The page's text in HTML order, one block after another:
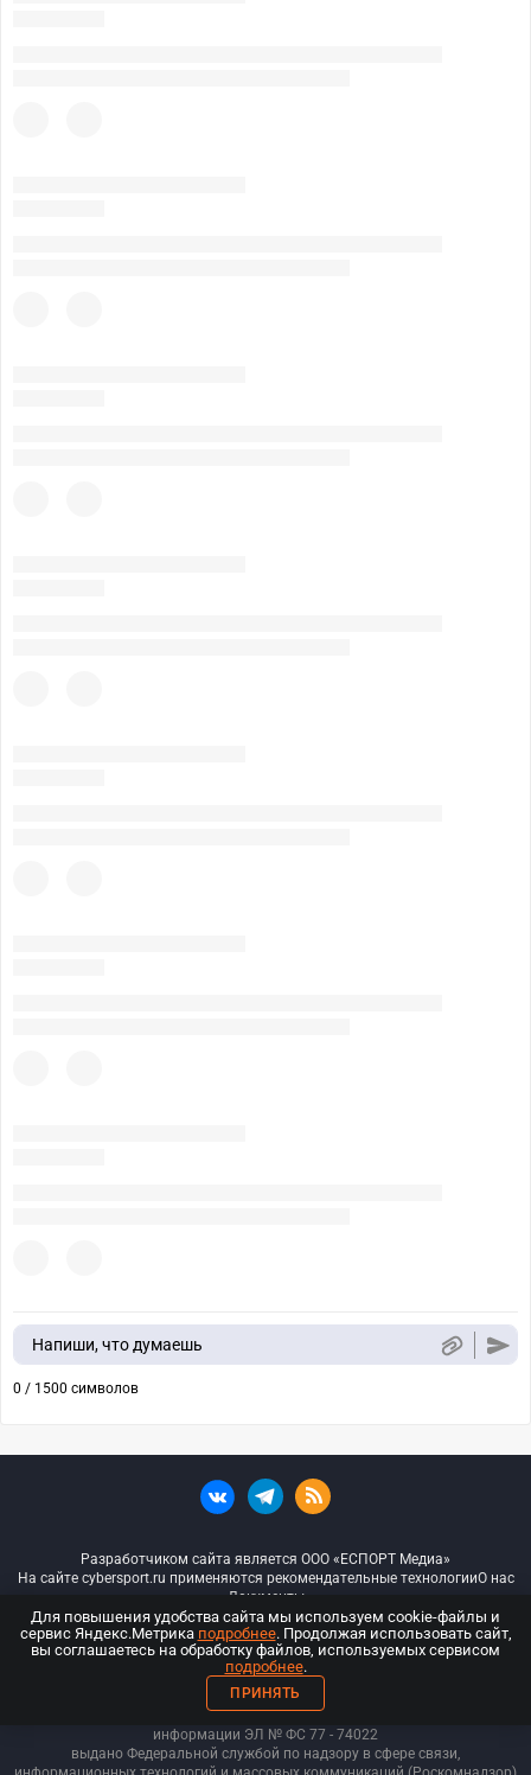
Напиши, что думаешь
0 / 1500 символов
Разработчиком сайта является ООО «ЕСПОРТ Медиа»
На сайте cybersport.ru применяются рекомендательные технологииО нас
Документы
© ООО «Киберспорт.ру» — Все права защищены
18+
ООО «Киберспорт.ру». Свидетельство о регистрации средств массовой
информации ЭЛ № ФС 77 - 74022
выдано Федеральной службой по надзору в сфере связи,
Для повышения удобства сайта мы используем cookie-файлы и
сервис Яндекс.Метрика подробнее. Продолжая использовать сайт,
вы соглашаетесь на обработку файлов, используемых сервисом
подробнее.
ПРИНЯТЬ